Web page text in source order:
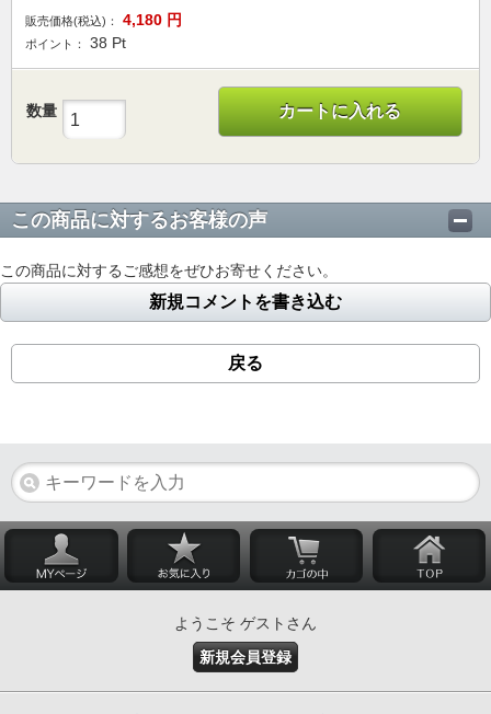
販売価格(税込)： 4,180 円
ポイント： 38 Pt
数量 カートに入れる
この商品に対するお客様の声
この商品に対するご感想をぜひお寄せください。
新規コメントを書き込む
戻る
ようこそ ゲストさん
新規会員登録